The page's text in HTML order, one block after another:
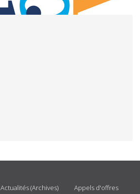
Actualités (Archives) Appels d'offres